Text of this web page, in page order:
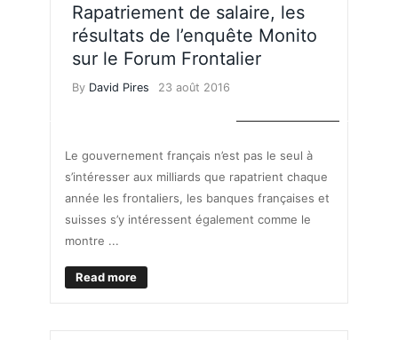
Rapatriement de salaire, les
résultats de l’enquête Monito
sur le Forum Frontalier
By David Pires 23 août 2016
Le gouvernement français n’est pas le seul à
s’intéresser aux milliards que rapatrient chaque
année les frontaliers, les banques françaises et
suisses s’y intéressent également comme le
montre ...
Read more